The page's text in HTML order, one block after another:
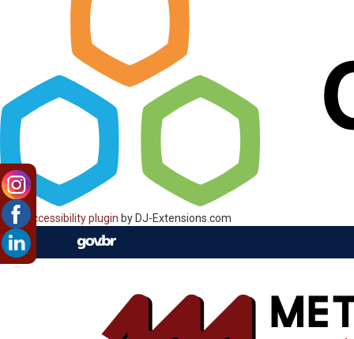
Web Accessibility plugin by DJ-Extensions.com